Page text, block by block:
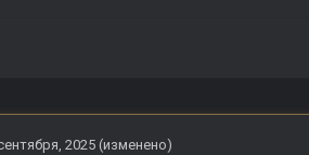
2025 (изменено)